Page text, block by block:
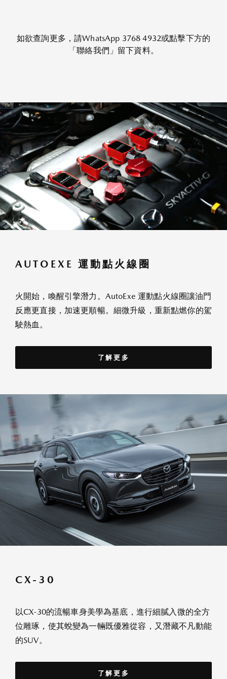
如欲查詢更多，請WhatsApp 3768 4932或點擊下方的
「聯絡我們」留下資料。
AUTOEXE 運動點火線圈
火開始，喚醒引擎潛力。AutoExe 運動點火線圈讓油門
反應更直接，加速更順暢。細微升級，重新點燃你的駕
駛熱血。
了解更多
CX-30
以CX-30的流暢車身美學為基底，進行細膩入微的全方
位雕琢，使其蛻變為一輛既優雅從容，又潛藏不凡動能
的SUV。
了解更多